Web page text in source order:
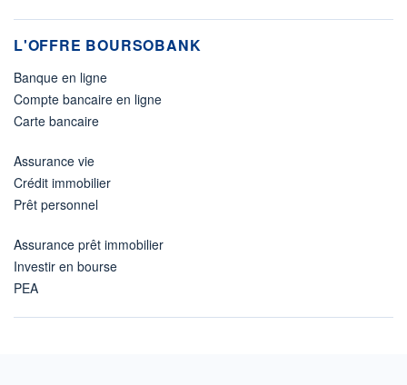
L'OFFRE BOURSOBANK
Banque en ligne
Compte bancaire en ligne
Carte bancaire
Assurance vie
Crédit immobilier
Prêt personnel
Assurance prêt immobilier
Investir en bourse
PEA